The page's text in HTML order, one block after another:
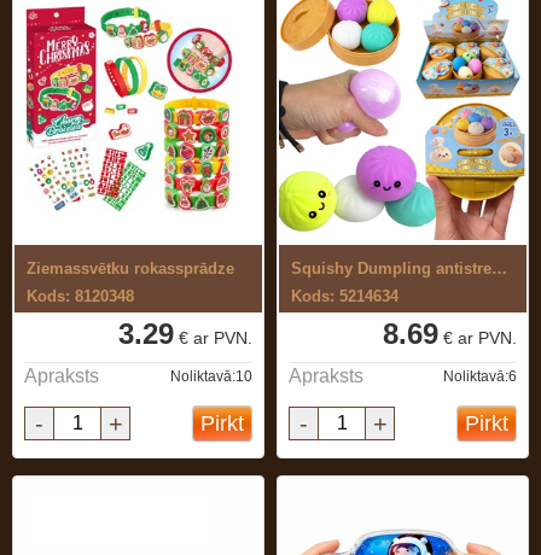
Ziemassvētku rokassprādze
Kods: 8120348
3.29 € ar PVN.
Apraksts Noliktavā:10
- + Pirkt
Squishy Dumpling antistresa rotaļlieta ...
Kods: 5214634
8.69 € ar PVN.
Apraksts Noliktavā:6
- + Pirkt